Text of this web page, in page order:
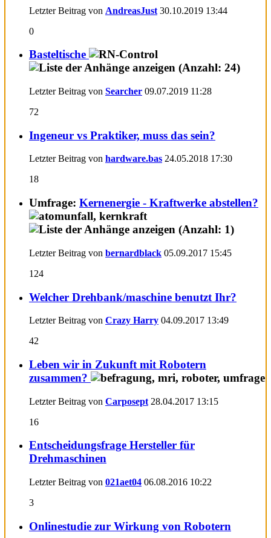
Letzter Beitrag von AndreasJust 30.10.2019 13:44
0
Basteltische
Letzter Beitrag von Searcher 09.07.2019 11:28
72
Ingeneur vs Praktiker, muss das sein?
Letzter Beitrag von hardware.bas 24.05.2018 17:30
18
Umfrage: Kernenergie - Kraftwerke abstellen?
Letzter Beitrag von bernardblack 05.09.2017 15:45
124
Welcher Drehbank/maschine benutzt Ihr?
Letzter Beitrag von Crazy Harry 04.09.2017 13:49
42
Leben wir in Zukunft mit Robotern
zusammen?
Letzter Beitrag von Carposept 28.04.2017 13:15
16
Entscheidungsfrage Hersteller für
Drehmaschinen
Letzter Beitrag von 021aet04 06.08.2016 10:22
3
Onlinestudie zur Wirkung von Robotern